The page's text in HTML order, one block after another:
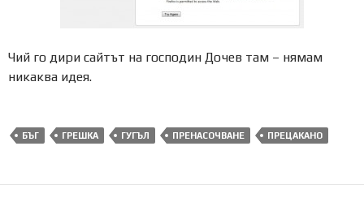
Чий го дири сайтът на господин Дочев там – нямам
никаква идея.
БЪГ ГРЕШКА ГУГЪЛ ПРЕНАСОЧВАНЕ ПРЕЦАКАНО